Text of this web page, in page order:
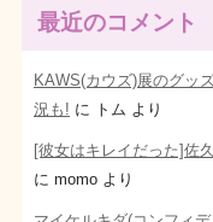
最近のコメント
KAWS(カウズ)展のグッ
況も! に トム より
[彼女はキレイだった]佐
に momoより